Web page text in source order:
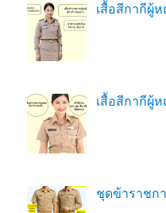
เสื้อสีกากีผู้
เสื้อสีกากีผู้
ชุดข้าราชก